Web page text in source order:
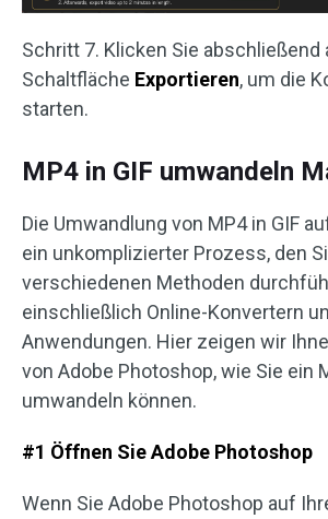
Schritt 7. Klicken Sie abschließend
Schaltfläche Exportieren, um die
starten.
MP4 in GIF umwandeln
Die Umwandlung von MP4 in GIF
ein unkomplizierter Prozess, den
verschiedenen Methoden
einschließlich Online-Konvertern
Anwendungen. Hier zeigen wir
von Adobe Photoshop, wie Sie ein
umwandeln können.
#1 Öffnen Sie Adobe Photoshop
Wenn Sie Adobe Photoshop auf